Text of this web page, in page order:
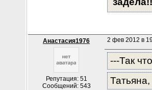
Анастасия1976
Репутация: 51
Сообщений: 543
2 фев 2012 в
---Так